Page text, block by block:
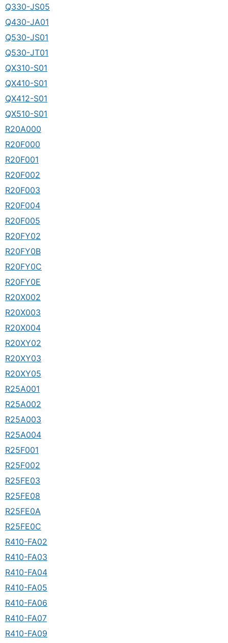
Q330-JS05
Q430-JA01
Q530-JS01
Q530-JT01
QX310-S01
QX410-S01
QX412-S01
QX510-S01
R20A000
R20F000
R20F001
R20F002
R20F003
R20F004
R20F005
R20FY02
R20FY0B
R20FY0C
R20FY0E
R20X002
R20X003
R20X004
R20XY02
R20XY03
R20XY05
R25A001
R25A002
R25A003
R25A004
R25F001
R25F002
R25FE03
R25FE08
R25FE0A
R25FE0C
R410-FA02
R410-FA03
R410-FA04
R410-FA05
R410-FA06
R410-FA07
R410-FA09